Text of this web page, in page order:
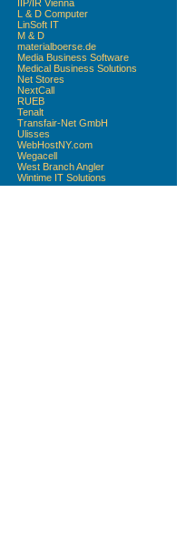
IIP/IR Vienna
L & D Computer
LinSoft IT
M & D
materialboerse.de
Media Business Software
Medical Business Solutions
Net Stores
NextCall
RUEB
Tenalt
Transfair-Net GmbH
Ulisses
WebHostNY.com
Wegacell
West Branch Angler
Wintime IT Solutions